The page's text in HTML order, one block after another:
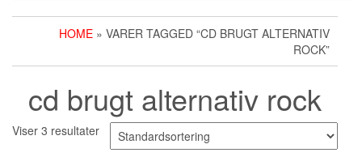
HOME » VARER TAGGED “CD BRUGT ALTERNATIV
ROCK”
cd brugt alternativ rock
Viser 3 resultater